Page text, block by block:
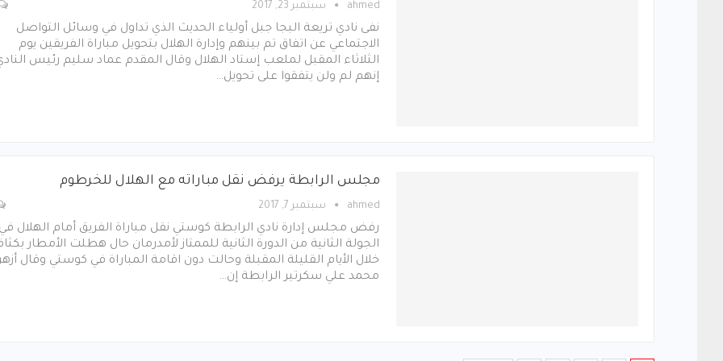
ahmed سبتمبر 23, 2017
نفى نادي تريعة البجا جبل أولياء الحديث الذي تداول في وسائل التواصل
الاجتماعي عن اتفاق تم بينهم وإدارة الهلال بتحويل مباراة الفريقين يوم
الثلاثاء المقبل لملعب إستاد الهلال وقال المقدم عماد سليم رئيس
إنهم لم ولن يتفقوا على تحويل…
مجلس الرابطة يرفض نقل مباراته مع الهلال للخرطوم
ahmed سبتمبر 7, 2017
رفض مجلس إدارة نادي الرابطة كوستي نقل مباراة الفريق أمام الهلال
الجولة الثانية من الدورة الثانية للممتاز لأمدرمان حال هطلت الأمطار
خلال الأيام القليلة المقبلة وحالت دون اقامة المباراة في كوستي وقال
محمد علي سكرتير الرابطة إن…